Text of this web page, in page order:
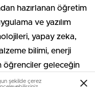
hazırlanan öğretim
ve yazılım
yapay zeka,
bilimi, enerji
öğrenciler geleceğin
şekilde çerez